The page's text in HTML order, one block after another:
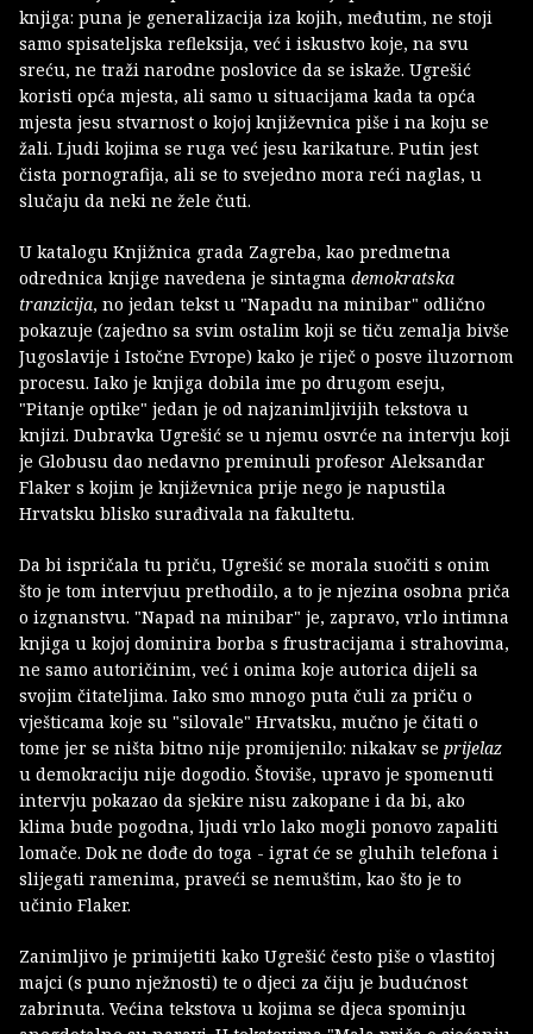
knjiga: puna je generalizacija iza kojih, međutim, ne stoji
samo spisateljska refleksija, već i iskustvo koje, na svu
sreću, ne traži narodne poslovice da se iskaže. Ugrešić
koristi opća mjesta, ali samo u situacijama kada ta opća
mjesta jesu stvarnost o kojoj književnica piše i na koju se
žali. Ljudi kojima se ruga već jesu karikature. Putin jest
čista pornografija, ali se to svejedno mora reći naglas, u
slučaju da neki ne žele čuti.
U katalogu Knjižnica grada Zagreba, kao predmetna
odrednica knjige navedena je sintagma demokratska
tranzicija, no jedan tekst u "Napadu na minibar" odlično
pokazuje (zajedno sa svim ostalim koji se tiču zemalja bivše
Jugoslavije i Istočne Evrope) kako je riječ o posve iluzornom
procesu. Iako je knjiga dobila ime po drugom eseju,
"Pitanje optike" jedan je od najzanimljivijih tekstova u
knjizi. Dubravka Ugrešić se u njemu osvrće na intervju koji
je Globusu dao nedavno preminuli profesor Aleksandar
Flaker s kojim je književnica prije nego je napustila
Hrvatsku blisko surađivala na fakultetu.
Da bi ispričala tu priču, Ugrešić se morala suočiti s onim
što je tom intervjuu prethodilo, a to je njezina osobna priča
o izgnanstvu. "Napad na minibar" je, zapravo, vrlo intimna
knjiga u kojoj dominira borba s frustracijama i strahovima,
ne samo autoričinim, već i onima koje autorica dijeli sa
svojim čitateljima. Iako smo mnogo puta čuli za priču o
vješticama koje su "silovale" Hrvatsku, mučno je čitati o
tome jer se ništa bitno nije promijenilo: nikakav se prijelaz
u demokraciju nije dogodio. Štoviše, upravo je spomenuti
intervju pokazao da sjekire nisu zakopane i da bi, ako
klima bude pogodna, ljudi vrlo lako mogli ponovo zapaliti
lomače. Dok ne dođe do toga - igrat će se gluhih telefona i
slijegati ramenima, praveći se nemuštim, kao što je to
učinio Flaker.
Zanimljivo je primijetiti kako Ugrešić često piše o vlastitoj
majci (s puno nježnosti) te o djeci za čiju je budućnost
zabrinuta. Većina tekstova u kojima se djeca spominju